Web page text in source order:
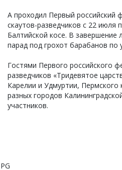
А проходил Первый российский
скаутов-разведчиков с 22 июля
Балтийской косе. В завершение
парад под грохот барабанов по
Гостями Первого российского
разведчиков «Тридевятое
Карелии и Удмуртии,
разных городов
участников.